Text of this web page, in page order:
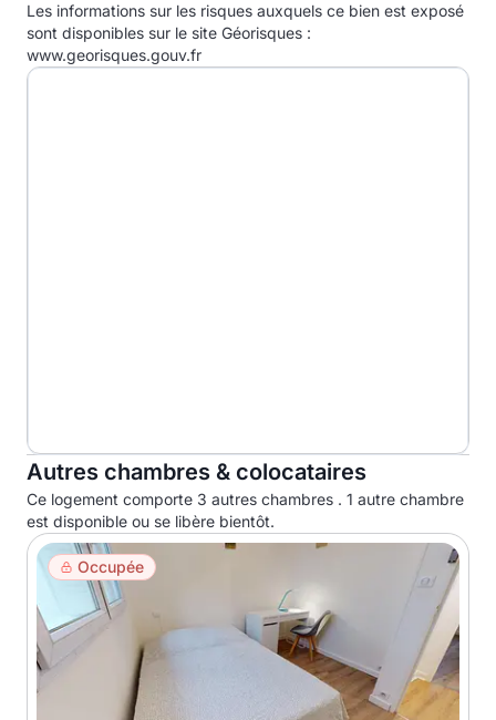
E
F
Les informations sur les risques auxquels ce bien est exposé
sont disponibles sur le site Géorisques :
www.georisques.gouv.fr
Autres chambres & colocataires
Ce logement comporte 3 autres chambres . 1 autre chambre
est disponible ou se libère bientôt.
Occupée